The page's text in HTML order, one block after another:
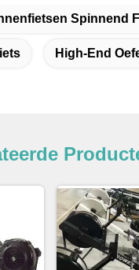
Spinnend
High-End